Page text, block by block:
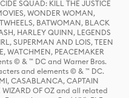
SQUAD: KILL THE JUSTICE
WONDER WOMAN,
BATWOMAN, BLACK
HARLEY QUINN, LEGENDS
SUPERMAN AND LOIS, TEEN
WATCHMEN, PEACEMAKER
© & ™ DC and Warner Bros.
and elements © & ™ DC.
CASABLANCA, CAPTAIN
WIZARD OF OZ and all related